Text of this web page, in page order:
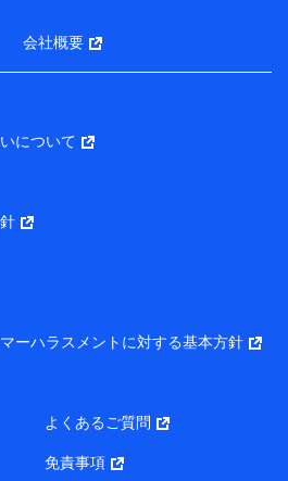
さまの趣味・嗜好・傾向に応じた
するご提案や広告の配信等を行う
ため
ビスの実施のため
ーン等の実施のため
き・管理等付帯業務を行うため
ナンシャルグループ 代表取締役
町2-14-10 アーバンネット日本橋
ュアランス 代表取締役社長 吉
会社概要
について
ーハラスメントに対する基本方針
よくあるご質問
免責事項